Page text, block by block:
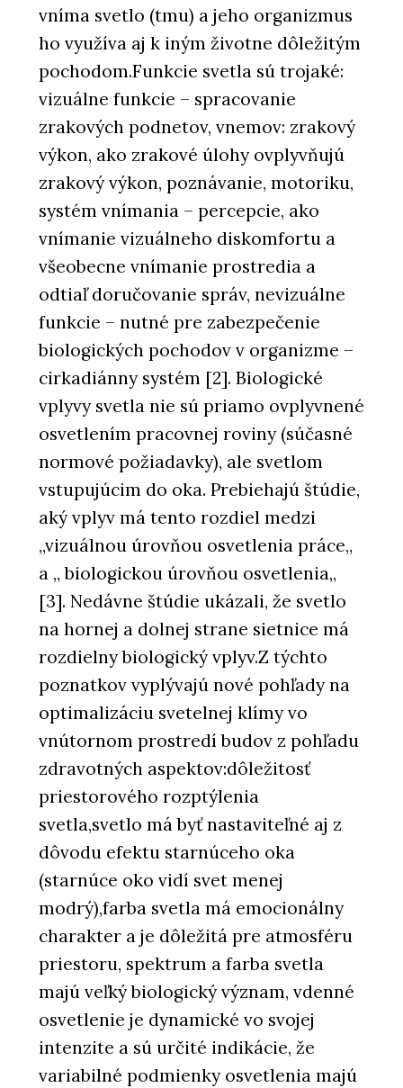
vníma svetlo (tmu) a jeho organizmus
ho využíva aj k iným životne dôležitým
pochodom.Funkcie svetla sú trojaké:
vizuálne funkcie – spracovanie
zrakových podnetov, vnemov: zrakový
výkon, ako zrakové úlohy ovplyvňujú
zrakový výkon, poznávanie, motoriku,
systém vnímania – percepcie, ako
vnímanie vizuálneho diskomfortu a
všeobecne vnímanie prostredia a
odtiaľ doručovanie správ, nevizuálne
funkcie – nutné pre zabezpečenie
biologických pochodov v organizme –
cirkadiánny systém [2]. Biologické
vplyvy svetla nie sú priamo ovplyvnené
osvetlením pracovnej roviny (súčasné
normové požiadavky), ale svetlom
vstupujúcim do oka. Prebiehajú štúdie,
aký vplyv má tento rozdiel medzi
„vizuálnou úrovňou osvetlenia práce„
a „ biologickou úrovňou osvetlenia„
[3]. Nedávne štúdie ukázali, že svetlo
na hornej a dolnej strane sietnice má
rozdielny biologický vplyv.Z týchto
poznatkov vyplývajú nové pohľady na
optimalizáciu svetelnej klímy vo
vnútornom prostredí budov z pohľadu
zdravotných aspektov:dôležitosť
priestorového rozptýlenia
svetla,svetlo má byť nastaviteľné aj z
dôvodu efektu starnúceho oka
(starnúce oko vidí svet menej
modrý),farba svetla má emocionálny
charakter a je dôležitá pre atmosféru
priestoru, spektrum a farba svetla
majú veľký biologický význam, vdenné
osvetlenie je dynamické vo svojej
intenzite a sú určité indikácie, že
variabilné podmienky osvetlenia majú